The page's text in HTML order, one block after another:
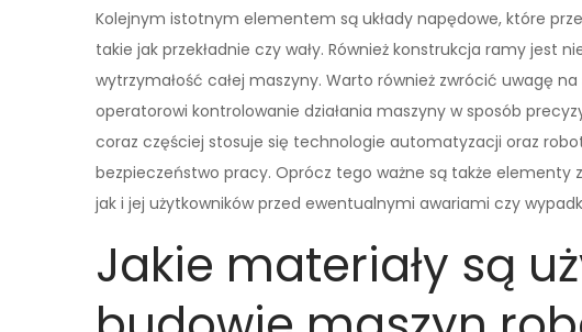
Kolejnym istotnym elementem są układy napędowe, które
takie jak przekładnie czy wały. Również konstrukcja ramy jest
wytrzymałość całej maszyny. Warto również zwrócić uwagę
operatorowi kontrolowanie działania maszyny w sposób
coraz częściej stosuje się technologie automatyzacji oraz
bezpieczeństwo pracy. Oprócz tego ważne są także
jak i jej użytkowników przed ewentualnymi awariami czy
Jakie materiały są